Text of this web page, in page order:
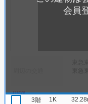
会員
new
3階 1K